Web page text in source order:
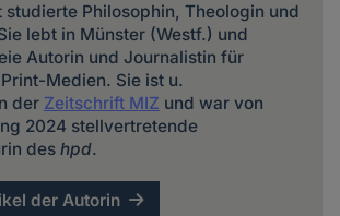
studierte Philosophin, Theologin und
lebt in Münster (Westf.) und
Autorin und Journalistin für
Medien. Sie ist u.
der Zeitschrift MIZ und war von
2024 stellvertretende
des hpd.
der Autorin